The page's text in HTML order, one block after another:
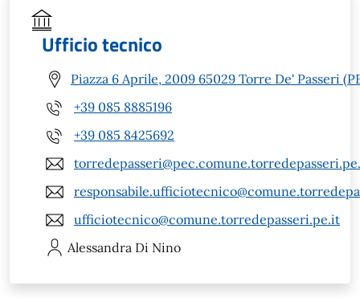
Ufficio tecnico
Piazza 6 Aprile, 2009 65029 Torre De' Passeri
+39 085 8885196
+39 085 8425692
ufficiotecnico@comune.torredepasseri.pe.it
Alessandra Di Nino